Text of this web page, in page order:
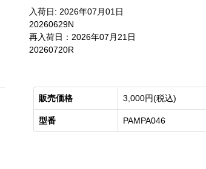
入荷日: 2026年07月01日
20260629N
再入荷日：2026年07月21日
20260720R
販売価格 3,000円(税込)
型番 PAMPA046